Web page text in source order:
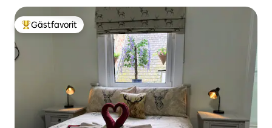
Populär gästfavorit
Gästfavorit